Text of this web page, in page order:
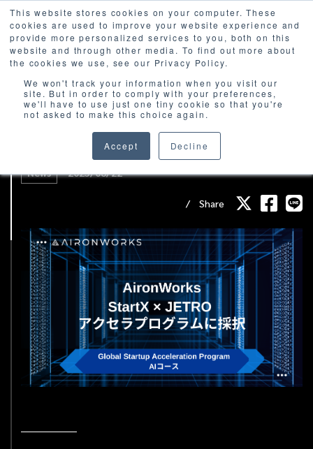
This website stores cookies on your computer. These
cookies are used to improve your website experience and
provide more personalized services to you, both on this
website and through other media. To find out more about
the cookies we use, see our Privacy Policy.
We won't track your information when you visit our
site. But in order to comply with your preferences,
we'll have to use just one tiny cookie so that you're
not asked to make this choice again.
Accept Decline
AironWorks、StartX × JETROのアクセラ
プログラムに採択
News 2025/08/22
Share